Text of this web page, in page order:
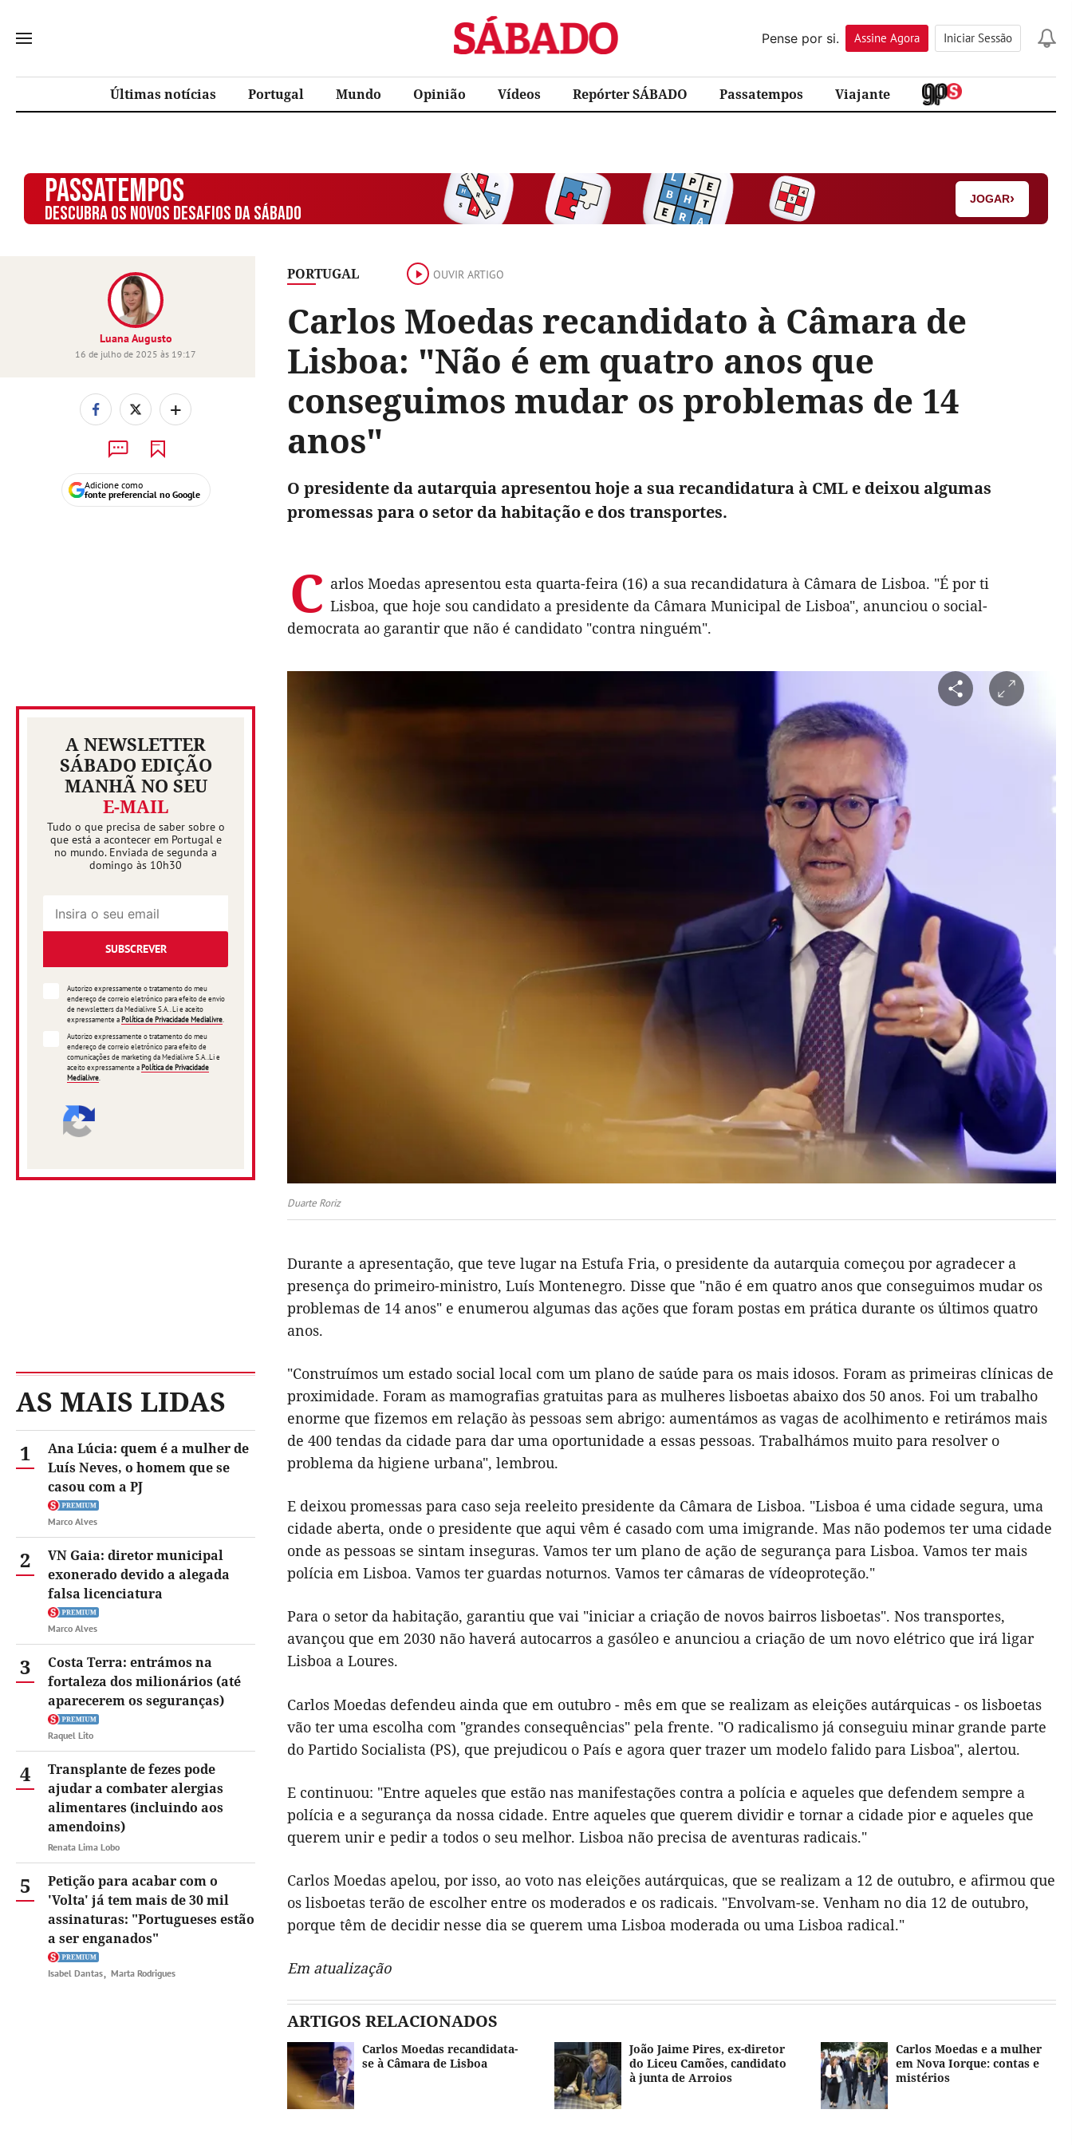
Sábado
Pense por si.
Assine Agora Iniciar Sessão
Últimas notícias Portugal Mundo Opinião Vídeos Repórter SÁBADO Passatempos Viajante
PASSATEMPOS
DESCUBRA OS NOVOS DESAFIOS DA SÁBADO
JOGAR›
PORTUGAL OUVIR ARTIGO
Carlos Moedas recandidato à Câmara de
Lisboa: "Não é em quatro anos que
conseguimos mudar os problemas de 14
anos"
Luana Augusto
16 de julho de 2025 às 19:17
+
Adicione como
fonte preferencial no Google
A NEWSLETTER
SÁBADO EDIÇÃO
MANHÃ NO SEU
E-MAIL
Tudo o que precisa de saber sobre o
que está a acontecer em Portugal e
no mundo. Enviada de segunda a
domingo às 10h30
SUBSCREVER
Autorizo expressamente o tratamento do meu
endereço de correio eletrónico para efeito de envio
de newsletters da Medialivre S.A.. Li e aceito
expressamente aPolítica de Privacidade Medialivre
Autorizo expressamente o tratamento do meu
endereço de correio eletrónico para efeito de
comunicações de marketing da Medialivre S.A..Li e
aceito expressamente aPolítica de Privacidade
Medialivre
AS MAIS LIDAS
1
Ana Lúcia: quem é a mulher de
Luís Neves, o homem que se
casou com a PJ
Marco Alves
2
VN Gaia: diretor municipal
exonerado devido a alegada
falsa licenciatura
Marco Alves
3
Costa Terra: entrámos na
fortaleza dos milionários (até
aparecerem os seguranças)
Raquel Lito
4
Transplante de fezes pode
ajudar a combater alergias
alimentares (incluindo aos
amendoins)
Renata Lima Lobo
5
Petição para acabar com o
'Volta' já tem mais de 30 mil
assinaturas: "Portugueses estão
a ser enganados"
Isabel Dantas Marta Rodrigues
O presidente da autarquia apresentou hoje a sua recandidatura à CML e deixou algumas
promessas para o setor da habitação e dos transportes.
C arlos Moedas apresentou esta quarta-feira (16) a sua recandidatura à Câmara de Lisboa. "É por ti
Lisboa, que hoje sou candidato a presidente da Câmara Municipal de Lisboa", anunciou o social-
democrata ao garantir que não é candidato "contra ninguém".
Duarte Roriz
Durante a apresentação, que teve lugar na Estufa Fria, o presidente da autarquia começou por agradecer a
presença do primeiro-ministro, Luís Montenegro. Disse que "não é em quatro anos que conseguimos mudar os
problemas de 14 anos" e enumerou algumas das ações que foram postas em prática durante os últimos quatro
anos.
"Construímos um estado social local com um plano de saúde para os mais idosos. Foram as primeiras clínicas de
proximidade. Foram as mamografias gratuitas para as mulheres lisboetas abaixo dos 50 anos. Foi um trabalho
enorme que fizemos em relação às pessoas sem abrigo: aumentámos as vagas de acolhimento e retirámos mais
de 400 tendas da cidade para dar uma oportunidade a essas pessoas. Trabalhámos muito para resolver o
problema da higiene urbana", lembrou.
E deixou promessas para caso seja reeleito presidente da Câmara de Lisboa. "Lisboa é uma cidade segura, uma
cidade aberta, onde o presidente que aqui vêm é casado com uma imigrande. Mas não podemos ter uma cidade
onde as pessoas se sintam inseguras. Vamos ter um plano de ação de segurança para Lisboa. Vamos ter mais
polícia em Lisboa. Vamos ter guardas noturnos. Vamos ter câmaras de vídeoproteção."
Para o setor da habitação, garantiu que vai "iniciar a criação de novos bairros lisboetas". Nos transportes,
avançou que em 2030 não haverá autocarros a gasóleo e anunciou a criação de um novo elétrico que irá ligar
Lisboa a Loures.
Carlos Moedas defendeu ainda que em outubro - mês em que se realizam as eleições autárquicas - os lisboetas
vão ter uma escolha com "grandes consequências" pela frente. "O radicalismo já conseguiu minar grande parte
do Partido Socialista (PS), que prejudicou o País e agora quer trazer um modelo falido para Lisboa", alertou.
E continuou: "Entre aqueles que estão nas manifestações contra a polícia e aqueles que defendem sempre a
polícia e a segurança da nossa cidade. Entre aqueles que querem dividir e tornar a cidade pior e aqueles que
querem unir e pedir a todos o seu melhor. Lisboa não precisa de aventuras radicais."
Carlos Moedas apelou, por isso, ao voto nas eleições autárquicas, que se realizam a 12 de outubro, e afirmou que
os lisboetas terão de escolher entre os moderados e os radicais. "Envolvam-se. Venham no dia 12 de outubro,
porque têm de decidir nesse dia se querem uma Lisboa moderada ou uma Lisboa radical."
Em atualização
ARTIGOS RELACIONADOS
Carlos Moedas recandidata-
se à Câmara de Lisboa
João Jaime Pires, ex-diretor
do Liceu Camões, candidato
à junta de Arroios
Carlos Moedas e a mulher
em Nova Iorque: contas e
mistérios